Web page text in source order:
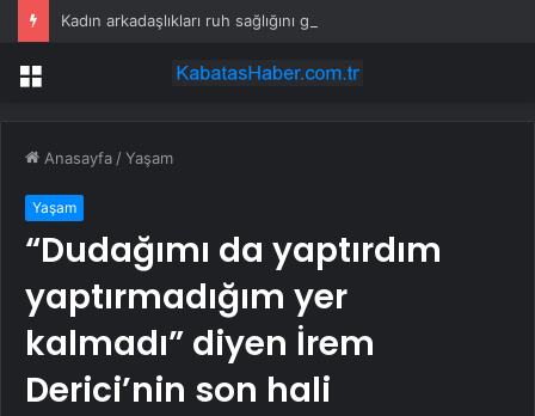
Kadın arkadaşlıkları ruh sağlığını güçlendiriyor
Menü
Anasayfa /Yaşam
Yaşam
“Dudağımı da yaptırdım
yaptırmadığım yer
kalmadı” diyen İrem
Derici’nin son hali